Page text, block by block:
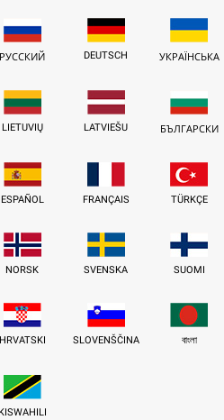
РУССКИЙ DEUTSCH УКРАЇНСЬКА
LIETUVIŲ LATVIEŠU БЪЛГАРСКИ
ESPAÑOL FRANÇAIS TÜRKÇE
NORSK SVENSKA SUOMI
HRVATSKI SLOVENŠČINA বাংলা